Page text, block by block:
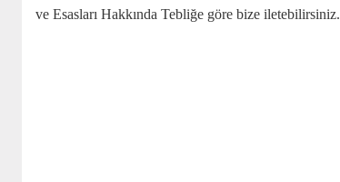
ve Esasları Hakkında Tebliğe göre bize iletebilirsiniz.